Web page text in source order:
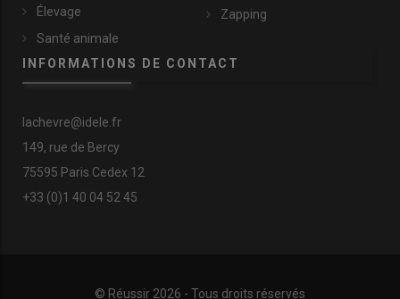
Élevage
Santé animale
Zapping
INFORMATIONS DE CONTACT
lachevre@idele.fr
149, rue de Bercy
75595 Paris Cedex 12
+33 (0)1 40 04 52 45
© Réussir 2026 - Tous droits réservés